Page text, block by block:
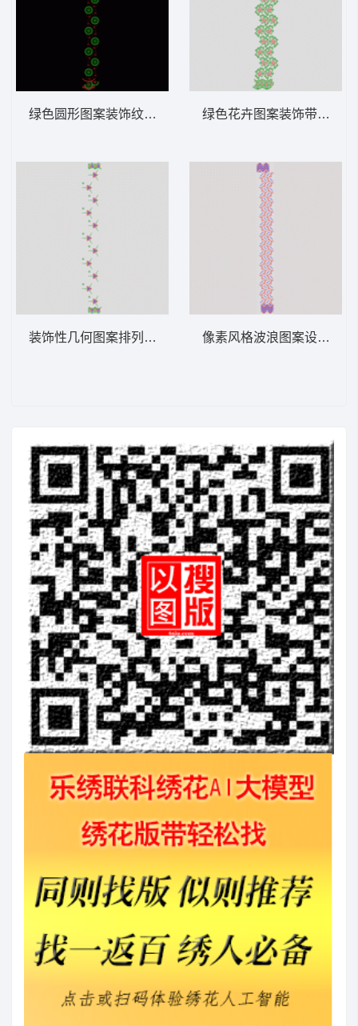
绿色圆形图案装饰纹样 窗帘
装饰性几何图案排列 窗帘
绿色花卉图案装饰带 窗帘
像素风格波浪图案设计 窗帘